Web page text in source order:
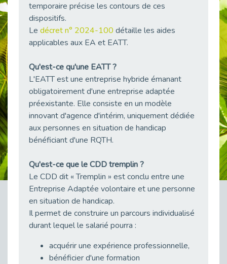
Publié le 01/05/2026
Témoignage : Le parcours de Marc, 44 ans
Publié le 30/04/2026
Publié le 29/04/2026
Optimiser son CV lorsqu’on est en situation de handicap
Publié le 29/04/2026
28 avril : Agir ensemble pour une culture de prévention au travail
Publié le 27/04/2026
Mobilisation pour l’alternance et le handicap
Publié le 23/04/2026
Publié le 22/04/2026
temporaire précise les contours de ces
dispositifs.
Le décret n° 2024-100 détaille les aides
applicables aux EA et EATT.
Qu'est-ce qu'une EATT ?
L'EATT est une entreprise hybride émanant
obligatoirement d'une entreprise adaptée
préexistante. Elle consiste en un modèle
innovant d'agence d'intérim, uniquement dédiée
aux personnes en situation de handicap
bénéficiant d'une RQTH.
Qu'est-ce que le CDD tremplin ?
Le CDD dit « Tremplin » est conclu entre une
Entreprise Adaptée volontaire et une personne
en situation de handicap.
Il permet de construire un parcours individualisé
durant lequel le salarié pourra :
acquérir une expérience professionnelle,
bénéficier d'une formation